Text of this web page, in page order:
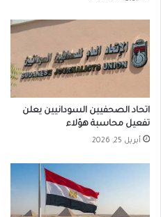
اتحاد الصحفيين السودانيين يعلن
تفعيل محاسبة هؤلاء
أبريل 25, 2026